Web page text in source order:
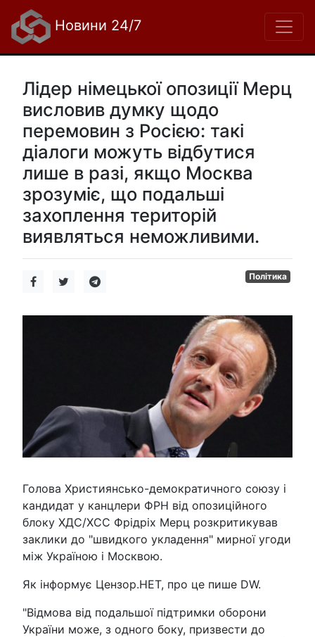
Новини 24/7
Лідер німецької опозиції Мерц
висловив думку щодо
перемовин з Росією: такі
діалоги можуть відбутися
лише в разі, якщо Москва
зрозуміє, що подальші
захоплення територій
виявляться неможливими.
Політика
Голова Християнсько-демократичного союзу і
кандидат у канцлери ФРН від опозиційного
блоку ХДС/ХСС Фрідріх Мерц розкритикував
заклики до "швидкого укладення" мирної угоди
між Україною і Москвою.
Як інформує Цензор.НЕT, про це пише DW.
"Відмова від подальшої підтримки оборони
України може, з одного боку, призвести до